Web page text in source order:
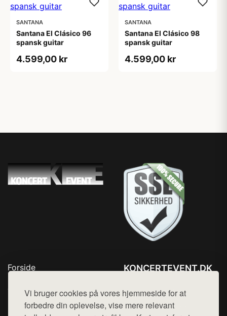
Vi bruger cookies på vores hjemmeside for at
forbedre din oplevelse, vise mere relevant
SANTANA
Santana El Clásico 96
spansk guitar
4.599,00 kr
SANTANA
Santana El Clásico 98
spansk guitar
4.599,00 kr
Forside
Top Rabatter
Blog
KONCERTEVENT.DK
Mail: hej@want.dk